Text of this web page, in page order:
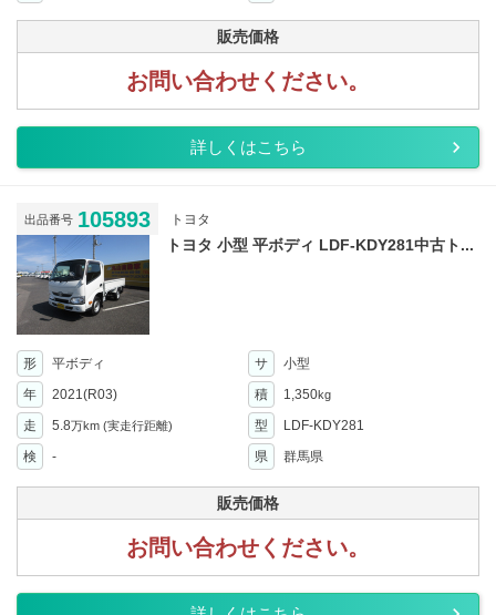
販売価格
お問い合わせください。
詳しくはこちら
出品番号 105893 トヨタ
トヨタ 小型 平ボディ LDF-KDY281中古ト...
形 平ボディ サ
小型
年
2021(R03) 積 1,350kg
走 5.8万km (実走行距離) 型
LDF-KDY281
検
- 県 群馬県
販売価格
お問い合わせください。